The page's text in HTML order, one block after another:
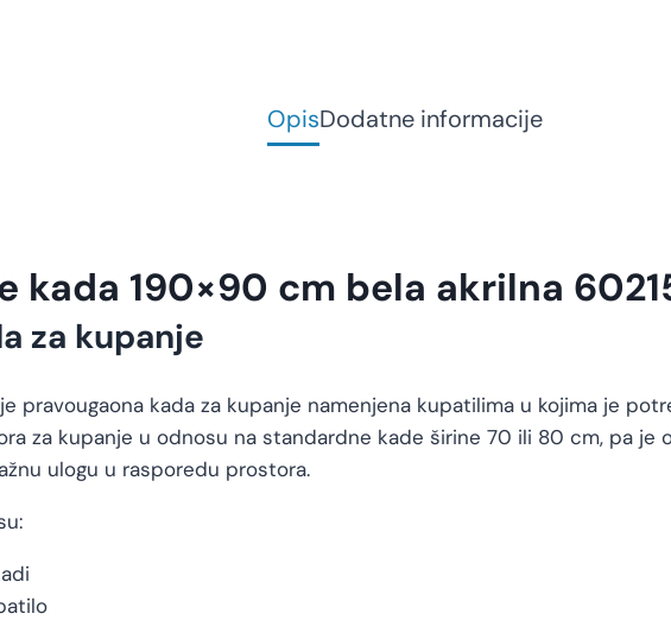
OpisDodatne informacije
kada 190×90 cm bela akrilna
za kupanje
je pravougaona kada za kupanje namenjena kupatilima u kojima je
za kupanje u odnosu na standardne kade širine 70 ili 80 cm, pa je
ulogu u rasporedu prostora.